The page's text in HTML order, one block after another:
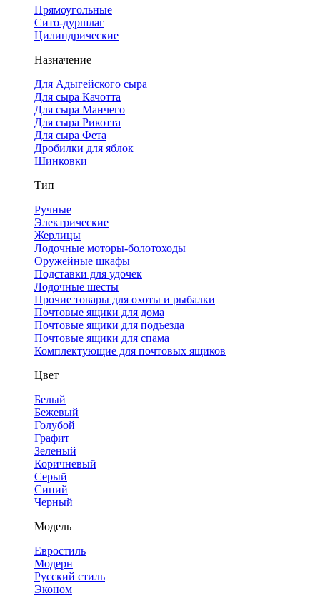
Прямоугольные
Сито-дуршлаг
Цилиндрические
Назначение
Для Адыгейского сыра
Для сыра Качотта
Для сыра Манчего
Для сыра Рикотта
Для сыра Фета
Дробилки для яблок
Шинковки
Тип
Ручные
Электрические
Жерлицы
Лодочные моторы-болотоходы
Оружейные шкафы
Подставки для удочек
Лодочные шесты
Прочие товары для охоты и рыбалки
Почтовые ящики для дома
Почтовые ящики для подъезда
Почтовые ящики для спама
Комплектующие для почтовых ящиков
Цвет
Белый
Бежевый
Голубой
Графит
Зеленый
Коричневый
Серый
Синий
Черный
Модель
Евростиль
Модерн
Русский стиль
Эконом